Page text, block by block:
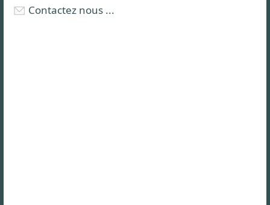
Contactez nous ...